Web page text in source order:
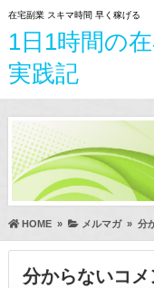
在宅副業 スキマ時間 早く稼げる
1日1時間の
実践記
HOME» メルマガ» 分
分からないコ